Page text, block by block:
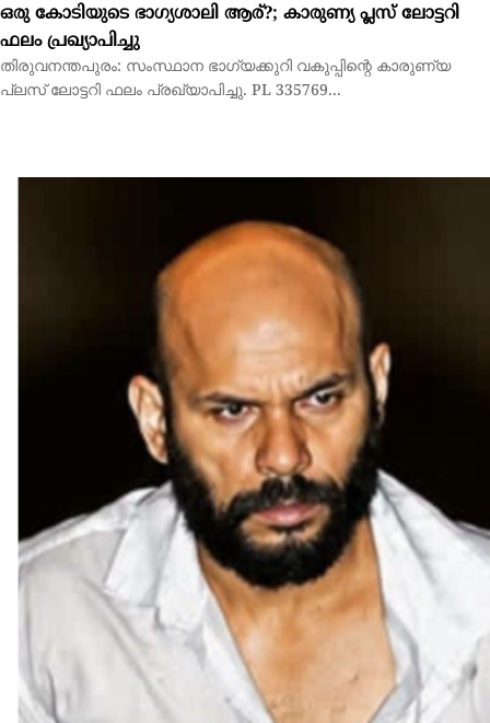
ആയൂരിലെ വ്യാപാര സ്ഥാപനങ്ങളിൽ മോഷണം നടത്തിയ
പ്രതി തൃശ്ശൂരിൽ പിടിയിലായി
ആയൂരിലെ വ്യാപാര സ്ഥാപനങ്ങളിൽ മോഷണം നടത്തിയ പ്രതി
തൃശ്ശൂരിൽ പിടിയിലായി. ഇന്നലെ തൃശൂർ വലപ്പാട്...